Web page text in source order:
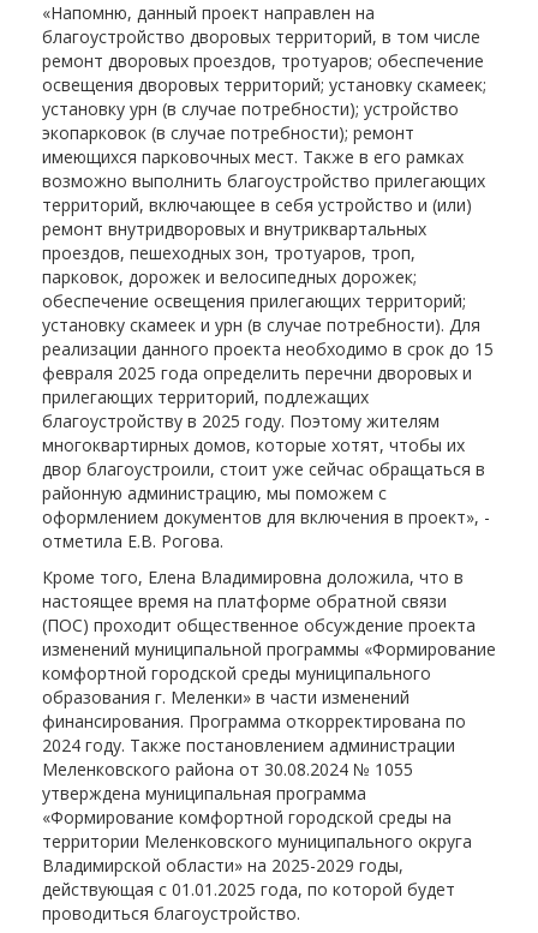
«Напомню, данный проект направлен на
благоустройство дворовых территорий, в том числе
ремонт дворовых проездов, тротуаров; обеспечение
освещения дворовых территорий; установку скамеек;
установку урн (в случае потребности); устройство
экопарковок (в случае потребности); ремонт
имеющихся парковочных мест. Также в его рамках
возможно выполнить благоустройство прилегающих
территорий, включающее в себя устройство и (или)
ремонт внутридворовых и внутриквартальных
проездов, пешеходных зон, тротуаров, троп,
парковок, дорожек и велосипедных дорожек;
обеспечение освещения прилегающих территорий;
установку скамеек и урн (в случае потребности). Для
реализации данного проекта необходимо в срок до 15
февраля 2025 года определить перечни дворовых и
прилегающих территорий, подлежащих
благоустройству в 2025 году. Поэтому жителям
многоквартирных домов, которые хотят, чтобы их
двор благоустроили, стоит уже сейчас обращаться в
районную администрацию, мы поможем с
оформлением документов для включения в проект», -
отметила Е.В. Рогова.
Кроме того, Елена Владимировна доложила, что в
настоящее время на платформе обратной связи
(ПОС) проходит общественное обсуждение проекта
изменений муниципальной программы «Формирование
комфортной городской среды муниципального
образования г. Меленки» в части изменений
финансирования. Программа откорректирована по
2024 году. Также постановлением администрации
Меленковского района от 30.08.2024 № 1055
утверждена муниципальная программа
«Формирование комфортной городской среды на
территории Меленковского муниципального округа
Владимирской области» на 2025-2029 годы,
действующая с 01.01.2025 года, по которой будет
проводиться благоустройство.